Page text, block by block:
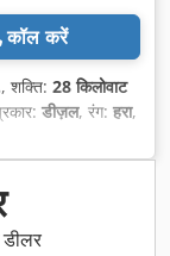
कॉल करें
, शक्ति: 28 किलोवाट
डीज़ल, रंग: हरा,